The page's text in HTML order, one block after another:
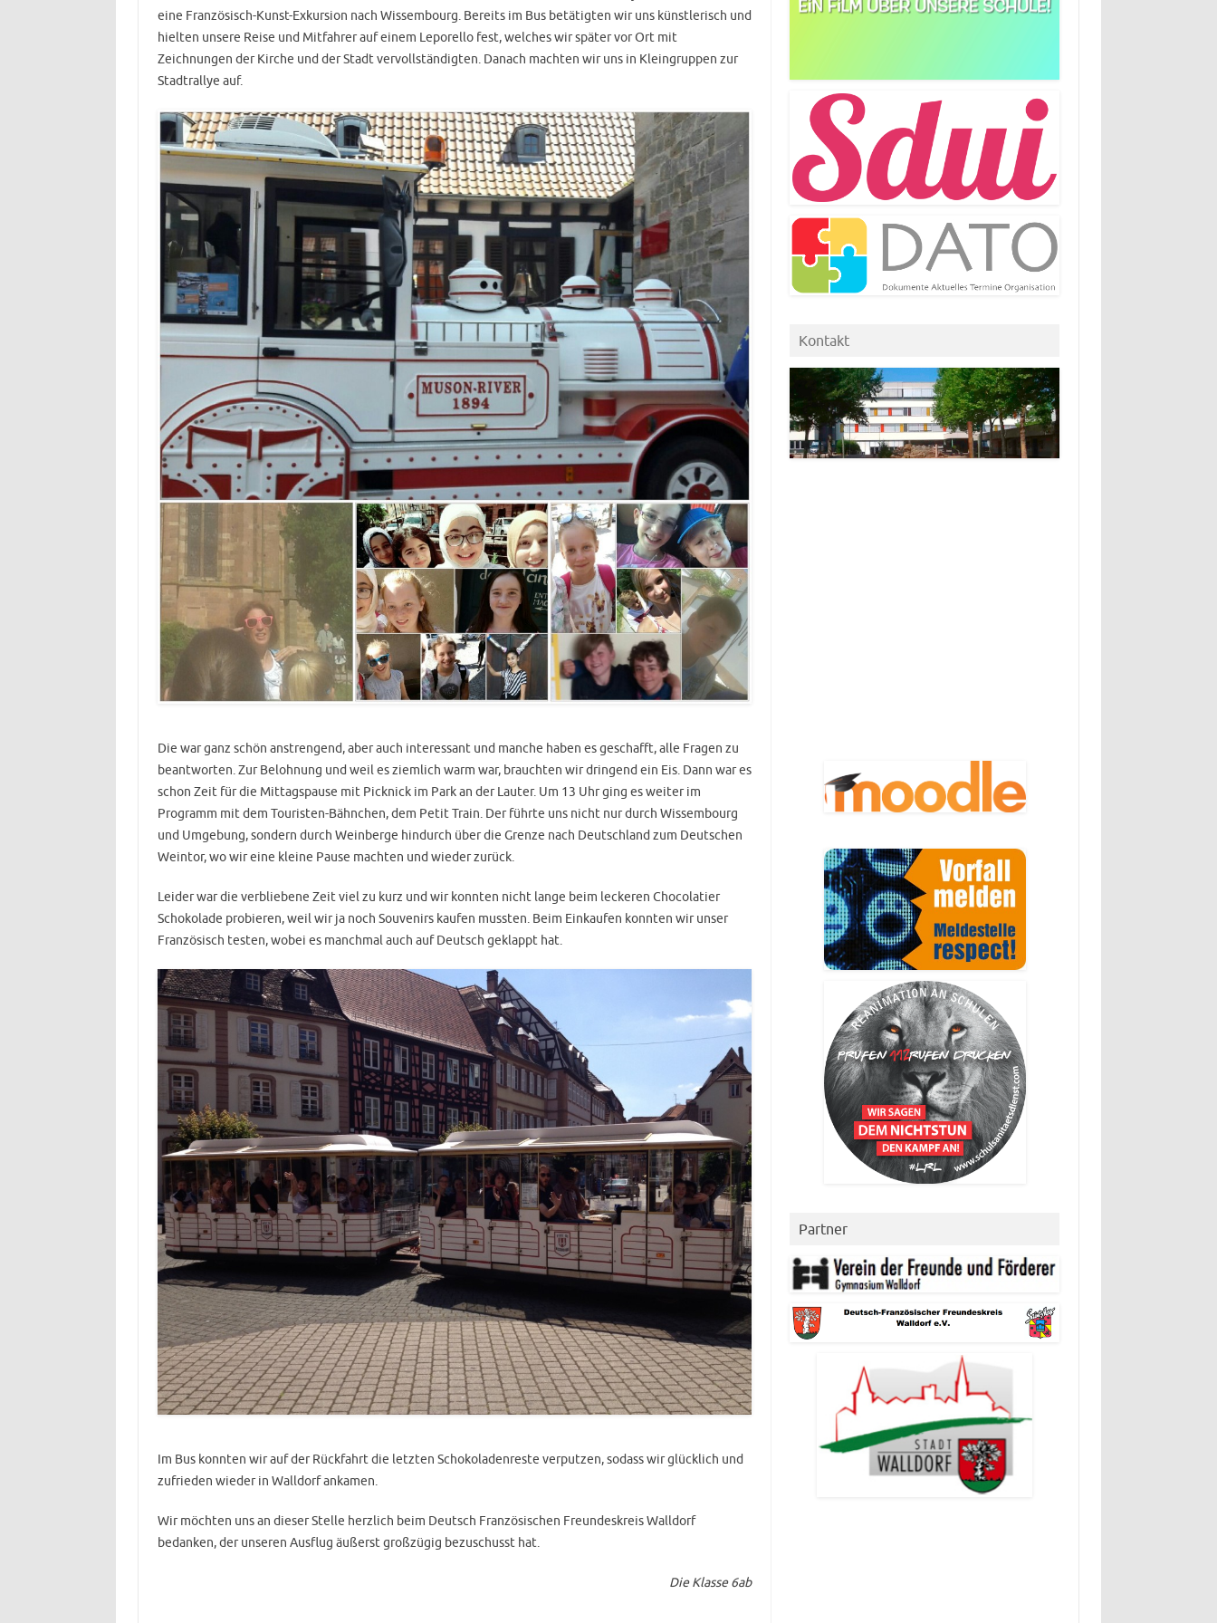
eine Französisch-Kunst-Exkursion nach Wissembourg. Bereits im Bus betätigten wir uns künstlerisch und
hielten unsere Reise und Mitfahrer auf einem Leporello fest, welches wir später vor Ort mit
Zeichnungen der Kirche und der Stadt vervollständigten. Danach machten wir uns in Kleingruppen zur
Stadtrallye auf.
Die war ganz schön anstrengend, aber auch interessant und manche haben es geschafft, alle Fragen zu
beantworten. Zur Belohnung und weil es ziemlich warm war, brauchten wir dringend ein Eis. Dann war es
schon Zeit für die Mittagspause mit Picknick im Park an der Lauter. Um 13 Uhr ging es weiter im
Programm mit dem Touristen-Bähnchen, dem Petit Train. Der führte uns nicht nur durch Wissembourg
und Umgebung, sondern durch Weinberge hindurch über die Grenze nach Deutschland zum Deutschen
Weintor, wo wir eine kleine Pause machten und wieder zurück.
Leider war die verbliebene Zeit viel zu kurz und wir konnten nicht lange beim leckeren Chocolatier
Schokolade probieren, weil wir ja noch Souvenirs kaufen mussten. Beim Einkaufen konnten wir unser
Französisch testen, wobei es manchmal auch auf Deutsch geklappt hat.
Im Bus konnten wir auf der Rückfahrt die letzten Schokoladenreste verputzen, sodass wir glücklich und
zufrieden wieder in Walldorf ankamen.
Wir möchten uns an dieser Stelle herzlich beim Deutsch Französischen Freundeskreis Walldorf
bedanken, der unseren Ausflug äußerst großzügig bezuschusst hat.
Die Klasse 6ab
Kontakt
Partner